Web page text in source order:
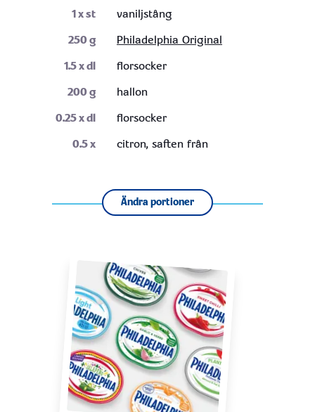
1x st
vaniljstång
250g
Philadelphia Original
1.5x dl
florsocker
200g
hallon
0.25x dl
florsocker
0.5x citron, saften från
Ändra portioner